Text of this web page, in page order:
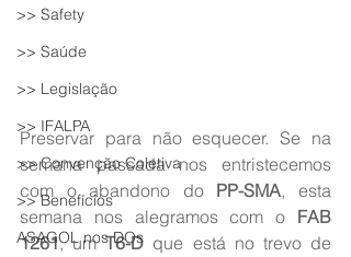
>> Safety
>> Saúde
>> Legislação
>> IFALPA
>> Convenção Coletiva
>> Benefícios
ASAGOL nos DOs
Preservar para não esquecer. Se na
semana passada nos entristecemos
com o abandono do PP-SMA, esta
semana nos alegramos com o FAB
1261, um T6-D que está no trevo de